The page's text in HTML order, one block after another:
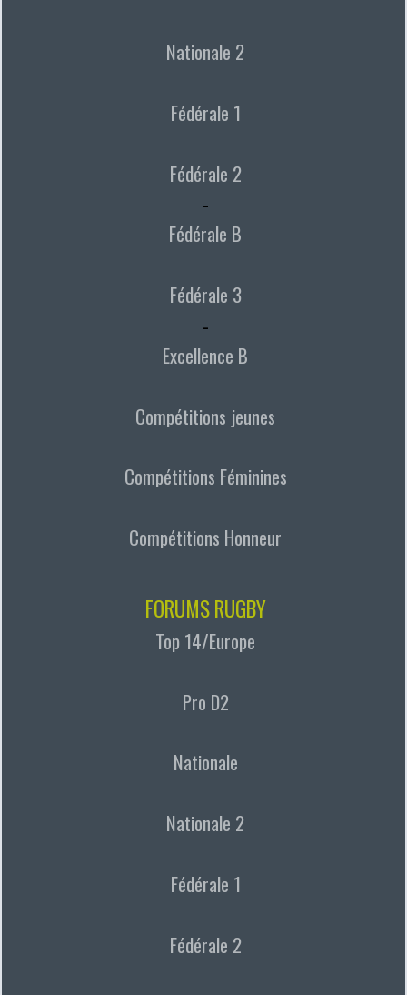
Nationale 2
Fédérale 1
Fédérale 2
-
Fédérale B
Fédérale 3
-
Excellence B
Compétitions jeunes
Compétitions Féminines
Compétitions Honneur
FORUMS RUGBY
Top 14/Europe
Pro D2
Nationale
Nationale 2
Fédérale 1
Fédérale 2